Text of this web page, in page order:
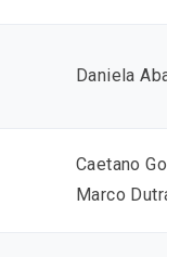
Daniela Abad
Caetano
Marco Dutra